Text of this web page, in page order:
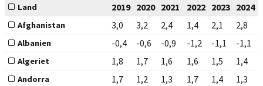
Land 2019 2020 2021 2022 2023 2024
Afghanistan 3,0 3,2 2,4 1,4 2,1 2,8
Albanien -0,4 -0,6 -0,9 -1,2 -1,1 -1,1
Algeriet 1,8 1,7 1,6 1,6 1,5 1,4
Andorra 1,7 1,2 1,3 1,7 1,4 1,3